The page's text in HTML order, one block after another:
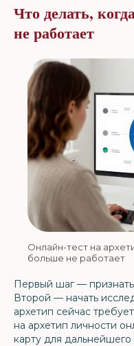
Что делать,
не работает
Онлайн-тест на
больше не работает
Первый шаг —
Второй — начать
архетип сейчас
на архетип личности
карту для